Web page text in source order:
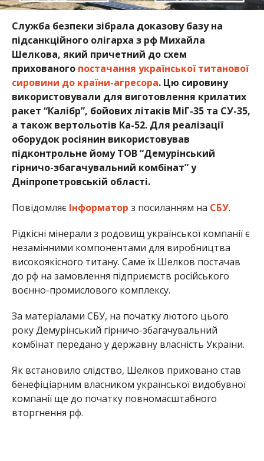
Служба безпеки зібрала доказову базу на
підсанкційного олігарха з рф Михайла
Шелкова, який причетний до схем
прихованого постачання української титанової
сировини до країни-агресора. Цю сировину
використовували для виготовлення крилатих
ракет “Калібр”, бойових літаків МіГ-35 та СУ-35,
а також вертольотів Ка-52. Для реалізації
оборудок росіянин використовував
підконтрольне йому ТОВ “Демурінський
гірничо-збагачувальний комбінат” у
Дніпропетровській області.
Повідомляє Інформатор з посиланням на СБУ.
Рідкісні мінерали з родовищ української компанії є
незамінними компонентами для виробництва
високоякісного титану. Саме їх Шелков постачав
до рф на замовлення підприємств російського
воєнно-промислового комплексу.
За матеріалами СБУ, на початку лютого цього
року Демурінський гірничо-збагачувальний
комбінат передано у державну власність України.
Як встановило слідство, Шелков приховано став
бенефіціарним власником української видобувної
компанії ще до початку повномасштабного
вторгнення рф.